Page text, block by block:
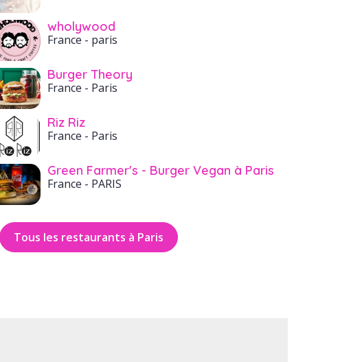
wholywood
France - paris
Burger Theory
France - Paris
Riz Riz
France - Paris
Green Farmer's - Burger Vegan à Paris
France - PARIS
Tous les restaurants à Paris